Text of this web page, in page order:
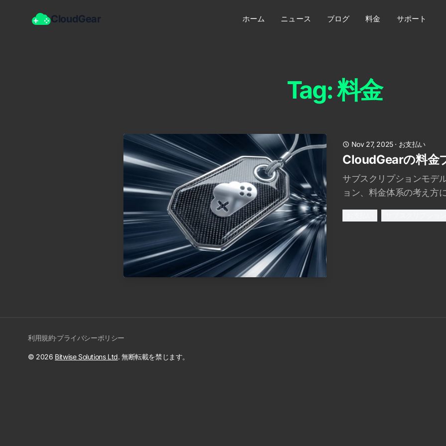
CloudGear ホーム ニュース ブログ 料金 サポート
Tag: 料金
Nov 27, 2025· お支払い
CloudGearの料金
サブスクリプションモデ
ョン、料金体系の考え方
利用規約·プライバシーポリシー
© 2026 Bitwise Solutions Ltd. 無断転載を禁じます。